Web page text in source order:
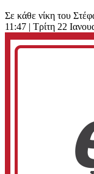
Σε κάθε νίκη του
11:47 | Τρίτη 22